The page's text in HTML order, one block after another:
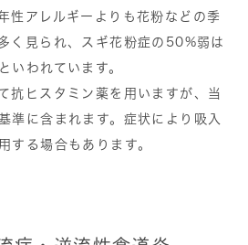
性アレルギーよりも花粉などの季
く見られ、スギ花粉症の50%弱は
いわれています。
抗ヒスタミン薬を用いますが、当
準に含まれます。症状により吸入
する場合もあります。